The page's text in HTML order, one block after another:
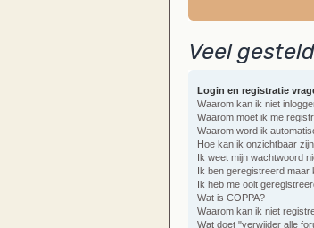
Veel
Login en registratie
Waarom kan ik niet
Waarom moet ik me
Waarom word ik
Hoe kan ik onzichtbaar
Ik weet mijn wachtwoord
Ik ben geregistreerd maar
Ik heb me ooit
Wat is COPPA?
Waarom kan ik niet
Wat doet "verwijder alle